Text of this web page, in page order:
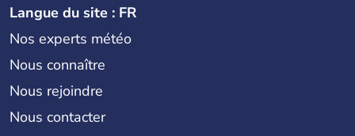
Langue du site : FR
Nos experts météo
Nous connaître
Nous rejoindre
Nous contacter